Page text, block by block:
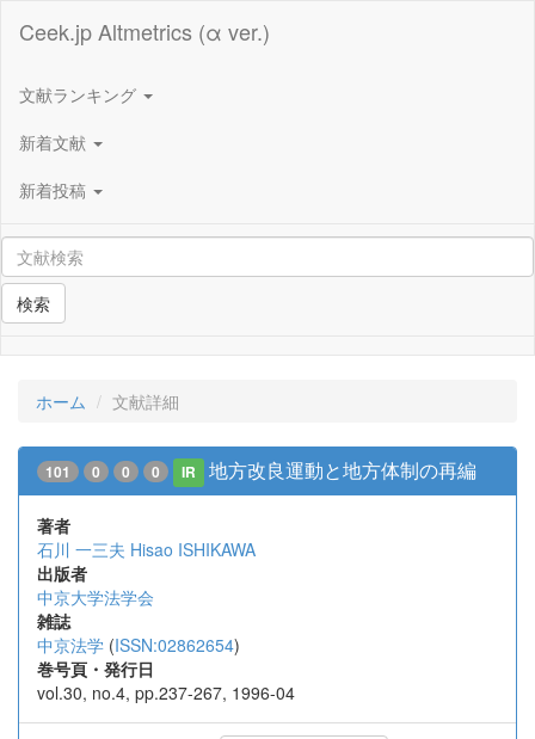
Ceek.jp Altmetrics (α ver.)
文献ランキング
新着文献
新着投稿
検索
ホーム 文献詳細
101 0 0 0 IR 地方改良運動と地方体制の再編
著者
石川 一三夫 Hisao ISHIKAWA
出版者
中京大学法学会
雑誌
中京法学 (ISSN:02862654)
巻号頁・発行日
vol.30, no.4, pp.237-267, 1996-04